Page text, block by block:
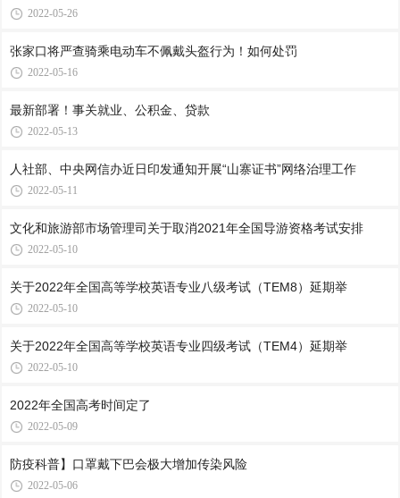
2022-05-26
张家口将严查骑乘电动车不佩戴头盔行为！如何处罚
2022-05-16
最新部署！事关就业、公积金、贷款
2022-05-13
人社部、中央网信办近日印发通知开展“山寨证书”网络治理工作
2022-05-11
文化和旅游部市场管理司关于取消2021年全国导游资格考试安排
2022-05-10
关于2022年全国高等学校英语专业八级考试（TEM8）延期举
2022-05-10
关于2022年全国高等学校英语专业四级考试（TEM4）延期举
2022-05-10
2022年全国高考时间定了
2022-05-09
防疫科普】口罩戴下巴会极大增加传染风险
2022-05-06